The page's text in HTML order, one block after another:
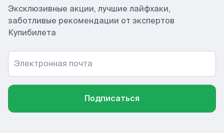
Эксклюзивные акции, лучшие лайфхаки,
заботливые рекомендации от экспертов
Купибилета
Электронная почта
Подписаться